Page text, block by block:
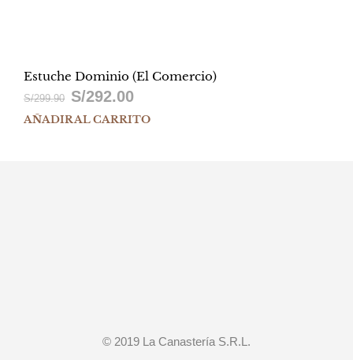
Estuche Dominio (El Comercio)
S/299.90 El
precio
S/292.00El
precio
AÑADIR AL CARRITO
© 2019 La Canastería S.R.L.